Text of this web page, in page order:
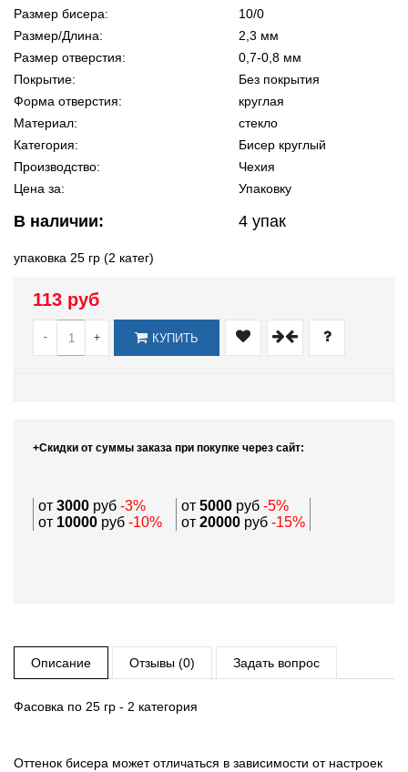
Размер бисера:
10/0
Размер/Длина:
2,3 мм
Размер отверстия:
0,7-0,8 мм
Покрытие:
Без покрытия
Форма отверстия:
круглая
Материал:
стекло
Категория:
Бисер круглый
Производство:
Чехия
Цена за:
Упаковку
В наличии: 4 упак
упаковка 25 гр (2 катег)
113 руб
- + КУПИТЬ
+Скидки от суммы заказа при покупке через сайт:
от 3000 руб -3% от 5000 руб -5%
от 10000 руб -10% от 20000 руб -15%
Описание Отзывы (0) Задать вопрос
Фасовка по 25 гр - 2 категория
Оттенок бисера может отличаться в зависимости от настроек